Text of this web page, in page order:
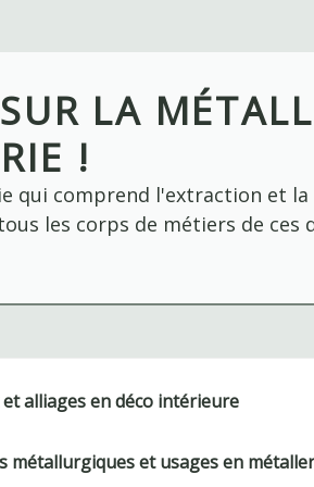
LA
!
qui comprend l'extraction et
les corps de métiers de
alliages en déco intérieure
métallurgiques et usages en